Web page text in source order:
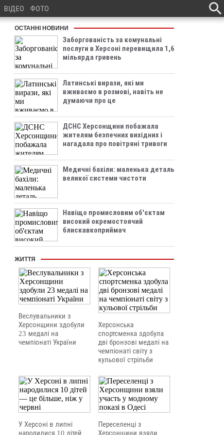
ВІДЕО ФОТО
ОСТАННІ НОВИНИ
Заборгованість за комунальні
послуги в Херсоні перевищила 1,6
мільярда гривень
Латинські вирази, які ми
вживаємо в розмові, навіть не
думаючи про це
ДСНС Херсонщини побажала
жителям безпечних вихідних і
нагадала про повітряні тривоги
Медичні бахіли: маленька деталь
великої системи чистоти
Навіщо промисловим об'єктам
високий окремостоячий
блискавкоприймач
ЖИТТЯ
Веслувальники з
Херсонщини здобули
23 медалі на
чемпіонаті України
Херсонська
спортсменка здобула
дві бронзові медалі на
чемпіонаті світу з
кульової стрільби
У Херсоні в липні
народилися 10 дітей
Переселенці з
Херсонщини взяли